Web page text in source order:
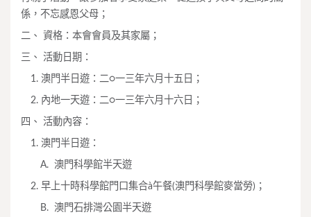
係，不忘感恩父母；
二、 資格：本會會員及其家屬；
三、 活動日期：
1. 澳門半日遊：二○一三年六月十五日；
2. 內地一天遊：二○一三年六月十六日；
四、 活動內容：
1. 澳門半日遊：
A. 澳門科學館半天遊
2. 早上十時科學館門口集合à午餐(澳門科學館麥當勞)；
B. 澳門石排灣公園半天遊